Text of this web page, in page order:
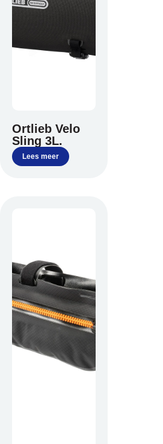
Contact
De winkel
Tel: 020-616 4091
Mail: info@vakantiefietser.nl
Help mij bij
het
van een fiets
Ortlieb Velo
Sling 3L.
Lees meer